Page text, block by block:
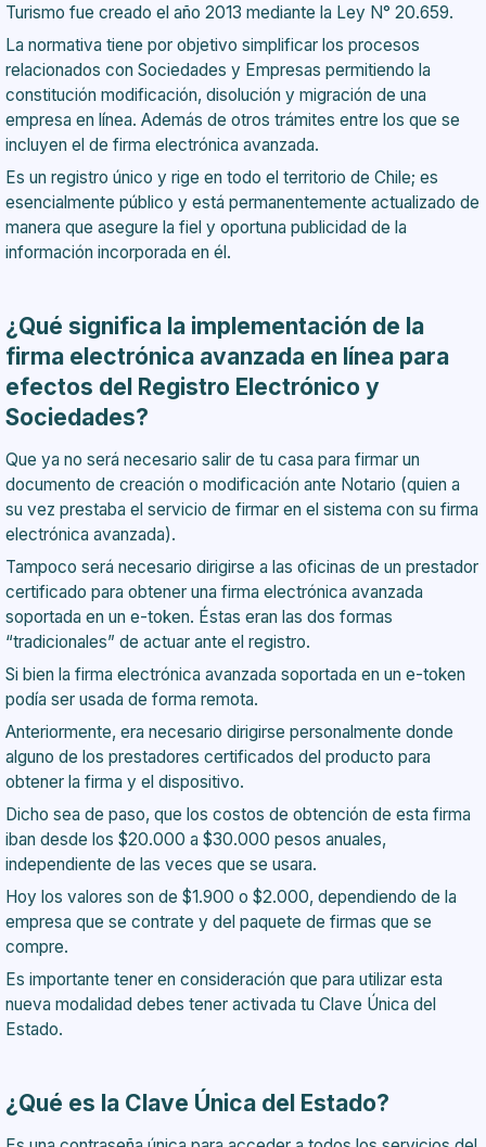
Turismo fue creado el año 2013 mediante la Ley N° 20.659.
La normativa tiene por objetivo simplificar los procesos
relacionados con Sociedades y Empresas permitiendo la
constitución modificación, disolución y migración de una
empresa en línea. Además de otros trámites entre los que se
incluyen el de firma electrónica avanzada.
Es un registro único y rige en todo el territorio de Chile; es
esencialmente público y está permanentemente actualizado de
manera que asegure la fiel y oportuna publicidad de la
información incorporada en él.
¿Qué significa la implementación de la
firma electrónica avanzada en línea para
efectos del Registro Electrónico y
Sociedades?
Que ya no será necesario salir de tu casa para firmar un
documento de creación o modificación ante Notario (quien a
su vez prestaba el servicio de firmar en el sistema con su firma
electrónica avanzada).
Tampoco será necesario dirigirse a las oficinas de un prestador
certificado para obtener una firma electrónica avanzada
soportada en un e-token. Éstas eran las dos formas
“tradicionales” de actuar ante el registro.
Si bien la firma electrónica avanzada soportada en un e-token
podía ser usada de forma remota.
Anteriormente, era necesario dirigirse personalmente donde
alguno de los prestadores certificados del producto para
obtener la firma y el dispositivo.
Dicho sea de paso, que los costos de obtención de esta firma
iban desde los $20.000 a $30.000 pesos anuales,
independiente de las veces que se usara.
Hoy los valores son de $1.900 o $2.000, dependiendo de la
empresa que se contrate y del paquete de firmas que se
compre.
Es importante tener en consideración que para utilizar esta
nueva modalidad debes tener activada tu Clave Única del
Estado.
¿Qué es la Clave Única del Estado?